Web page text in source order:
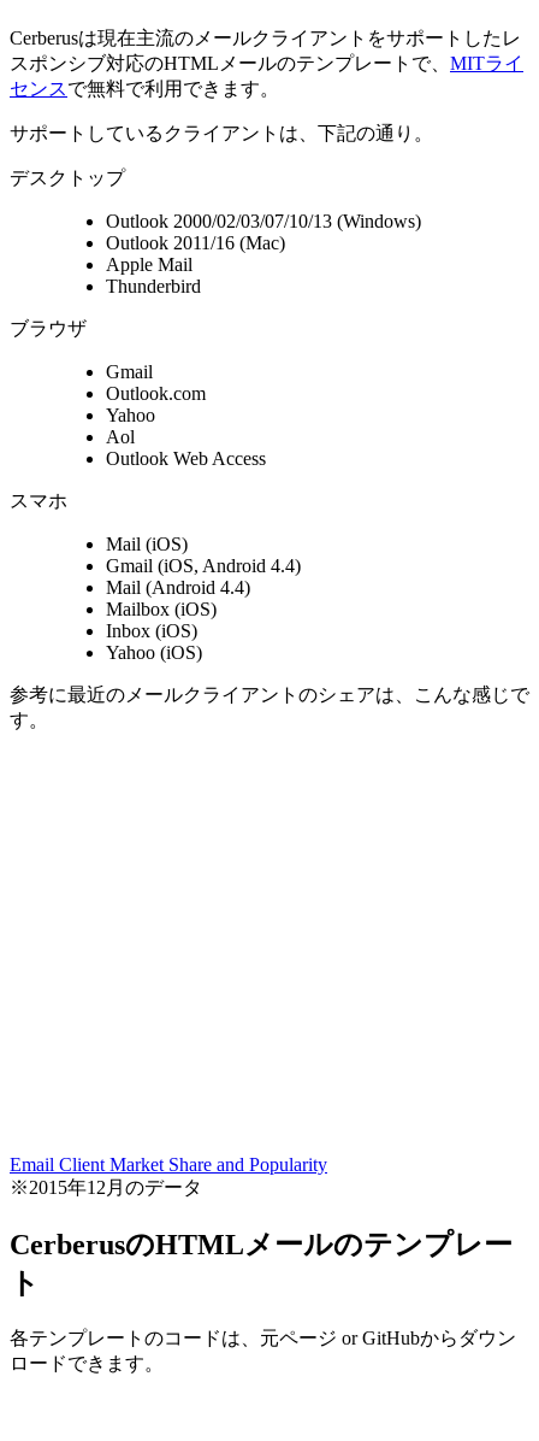
Cerberusは現在主流のメールクライアントをサポートしたレ
スポンシブ対応のHTMLメールのテンプレートで、 MITライ
センスで無料で利用できます。
サポートしているクライアントは、下記の通り。
デスクトップ
Outlook 2000/02/03/07/10/13 (Windows)
Outlook 2011/16 (Mac)
Apple Mail
Thunderbird
ブラウザ
Gmail
Outlook.com
Yahoo
Aol
Outlook Web Access
スマホ
Mail (iOS)
Gmail (iOS, Android 4.4)
Mail (Android 4.4)
Mailbox (iOS)
Inbox (iOS)
Yahoo (iOS)
参考に最近のメールクライアントのシェアは、こんな感じで
す。
Email Client Market Share and Popularity
※2015年12月のデータ
CerberusのHTMLメールのテンプレー
ト
各テンプレートのコードは、元ページ or GitHubからダウン
ロードできます。